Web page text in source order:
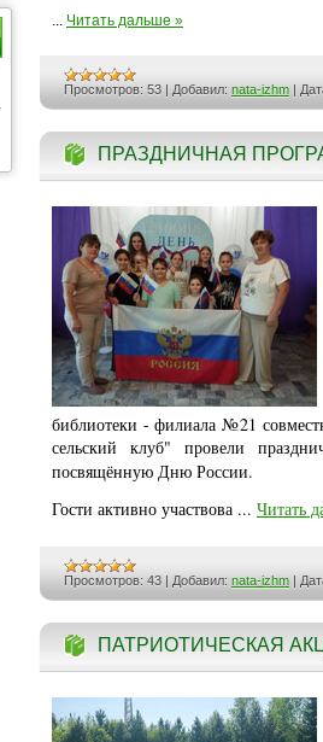
... Читать дальше »
Просмотров: 53 Добавил: nata-izhm
ПРАЗДНИЧНАЯ
библиотеки - филиала №21
сельский клуб" провели
посвящённую Дню России.
Гости активно участвова ... Читать
Просмотров: 43 Добавил: nata-izhm
ПАТРИОТИЧЕСКАЯ